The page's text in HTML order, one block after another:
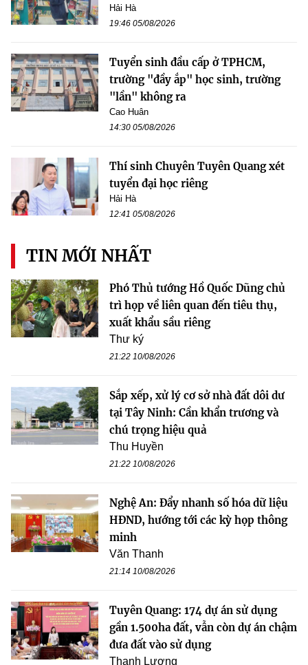
Hải Hà
19:46 05/08/2026
Tuyển sinh đầu cấp ở TPHCM,
trường "đầy ắp" học sinh, trường
"lần" không ra
Cao Huân
14:30 05/08/2026
Thí sinh Chuyên Tuyên Quang xét
tuyển đại học riêng
Hải Hà
12:41 05/08/2026
TIN MỚI NHẤT
Phó Thủ tướng Hồ Quốc Dũng chủ
trì họp về liên quan đến tiêu thụ,
xuất khẩu sầu riêng
Thư ký
21:22 10/08/2026
Sắp xếp, xử lý cơ sở nhà đất dôi dư
tại Tây Ninh: Cần khẩn trương và
chú trọng hiệu quả
Thu Huyền
21:22 10/08/2026
Nghệ An: Đẩy nhanh số hóa dữ liệu
HĐND, hướng tới các kỳ họp thông
minh
Văn Thanh
21:14 10/08/2026
Tuyên Quang: 174 dự án sử dụng
gần 1.500ha đất, vẫn còn dự án chậm
đưa đất vào sử dụng
Thanh Lương